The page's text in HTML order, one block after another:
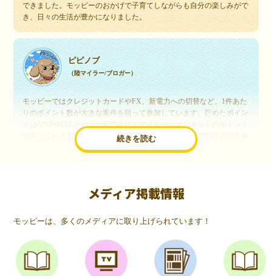
できました。モッピーのおかげで子育てしながらも自分の楽しみがで
き、日々の生活が豊かになりました。
続きを読む
ピピノブ
（陸マイラー/ブロガー）
モッピーではクレジットカードやFX、新電力への切替など、1件あた
りのポイント数が大きな案件を狙って参加しています。貯めたポイン
交換しています。このようにすることで、ほぼ無料で年数回の国内旅
行や海外旅行を実現しています。モッピーは陸マイラーや旅行好きに
いつものネットショッピングが、モッピーでお得
（20代・女性）
友達に勧められてモッピーをはじめました。空いた時間にスマホで買
い物をすることが多いのですが、モッピーを経由するだけでショップ
のポイントとモッピーのポイントが二重で貯まることを知り、ビック
メディア掲載情報
モッピーは、多くのメディアに取り上げられています！